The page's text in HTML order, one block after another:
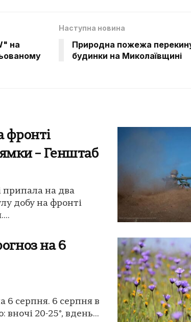
на
Наступна новина
Природна пожежа
будинки на Миколаївщині
фронті
– Генштаб
припала на два
добу на фронті
на 6
6 серпня. 6 серпня в
вночі 20-25°, вдень...